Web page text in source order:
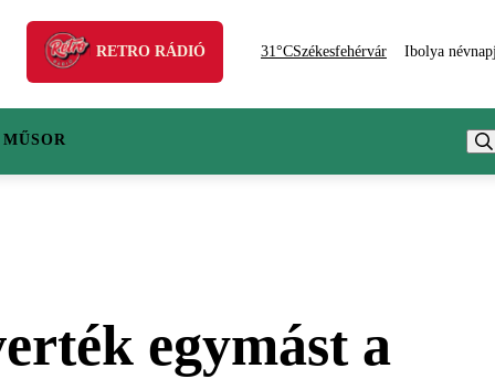
RETRO RÁDIÓ 31°CSzékesfehérvár Ibolya
egymást a